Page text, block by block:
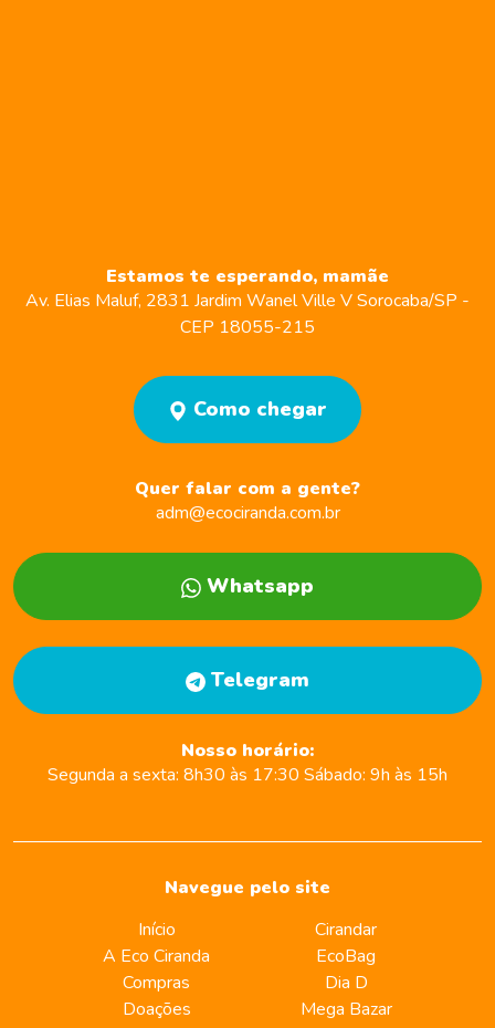
Navegue pelo site
Início
A Eco Ciranda
Compras
Doações
Cirandar
EcoBag
Dia D
Mega Bazar
Quer falar com a gente?
adm@ecociranda.com.br
Whatsapp
Telegram
Nosso horário:
Segunda a sexta: 8h30 às 17:30 Sábado: 9h às 15h
Estamos te esperando, mamãe
Av. Elias Maluf, 2831 Jardim Wanel Ville VSorocaba/SP -
CEP 18055-215
Como chegar